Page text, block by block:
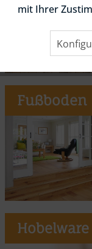
Fußboden
Hobelware
mit Ihrer